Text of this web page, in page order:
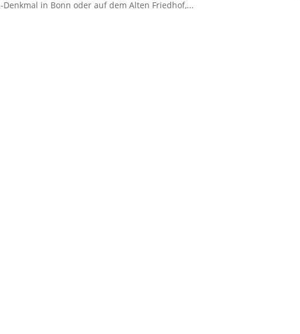
in Bonn oder auf dem Alten Friedhof,...